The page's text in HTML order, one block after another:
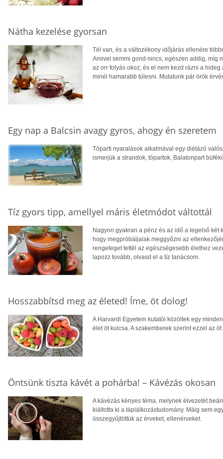
Nátha kezelése gyorsan
Tél van, és a változékony időjárás ellenére
Amivel semmi gond nincs, egészen addig, míg
az orr folyás okoz, és el nem kezd rázni a
minél hamarabb túlesni. Mutatunk pár örök
Egy nap a Balcsin avagy gyros, ahogy én szeretem
Tóparti nyaralások alkalmával egy diétázó
ismerjük a strandok, tópartok, Balatonpart
Tíz gyors tipp, amellyel máris életmódot váltottál
Nagyon gyakran a pénz és az idő a legelső
hogy megpróbáljalak meggyőzni az
rengeteget tettél az egészségesebb élethez
lapozz tovább, olvasd el a tíz tanácsom.
Hosszabbítsd meg az életed! Íme, öt dolog!
A Harvardi Egyetem kutatói közöltek egy
élet öt kulcsa. A szakemberek szerint ezzel az
Öntsünk tiszta kávét a pohárba! – Kávézás okosan
A kávézás kényes téma, melynek élvezetét
kiáltotta ki a táplálkozástudomány. Máig sem
összegyűjtöttük az érveket, ellenérveket.